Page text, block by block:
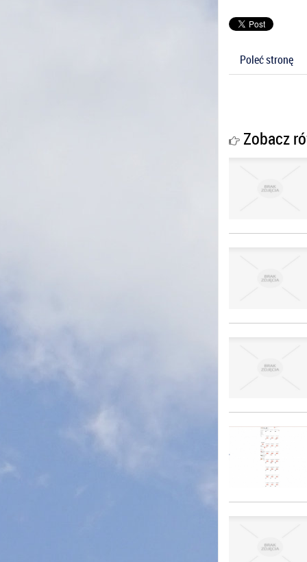
Poleć stronę
Zobacz